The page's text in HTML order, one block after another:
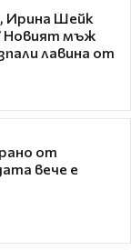
Ирина Шейк
Новият мъж
лавина от
от
вече е